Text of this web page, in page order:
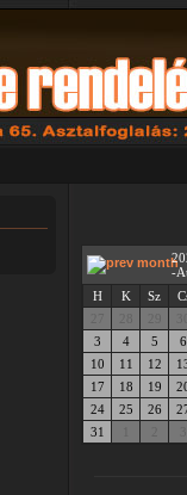
-
H
K Sz
3
4 5 6
10
11 12
17
18 19
24
25 26
31